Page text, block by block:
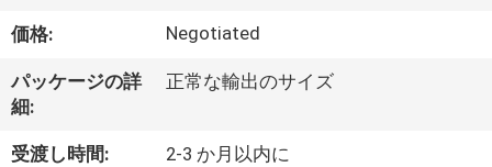
ち
に
つ
価格: Negotiated
パッケージの詳
細:
正常な輸出のサイズ
受渡し時間: 2-3 か月以内に